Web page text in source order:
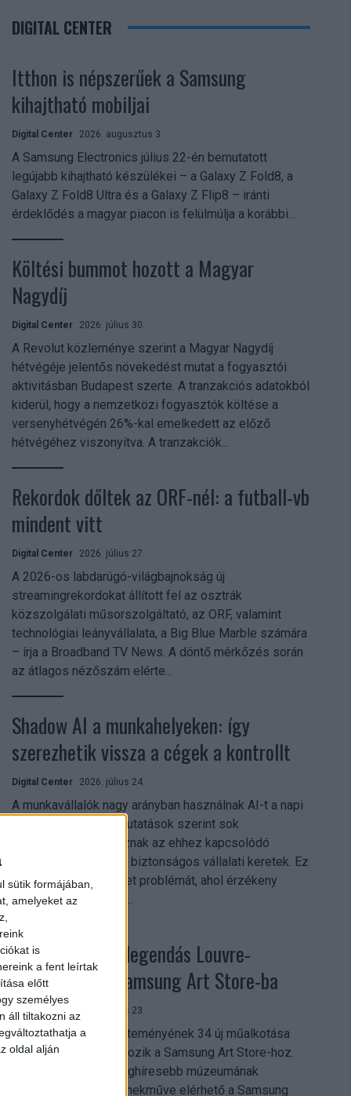
sütik formájában,
amelyeket az
is
a fent leírtak
előtt
személyes
áll tiltakozni az
a
oldal alján
DIGITAL CENTER
Itthon is népszerűek a Samsung
kihajtható mobiljai
Digital Center 2026. augusztus 3.
A Samsung Electronics július 22-én bemutatott
legújabb kihajtható készülékei – a Galaxy Z Fold8, a
Galaxy Z Fold8 Ultra és a Galaxy Z Flip8 – iránti
érdeklődés a magyar piacon is felülmúlja a korábbi...
Költési bummot hozott a Magyar
Nagydíj
Digital Center 2026. július 30.
A Revolut közleménye szerint a Magyar Nagydíj
hétvégéje jelentős növekedést mutat a fogyasztói
aktivitásban Budapest szerte. A tranzakciós adatokból
kiderül, hogy a nemzetközi fogyasztók költése a
versenyhétvégén 26%-kal emelkedett az előző
hétvégéhez viszonyítva. A tranzakciók...
Rekordok dőltek az ORF-nél: a futball-vb
mindent vitt
Digital Center 2026. július 27.
A 2026-os labdarúgó-világbajnokság új
streamingrekordokat állított fel az osztrák
közszolgálati műsorszolgáltató, az ORF, valamint
technológiai leányvállalata, a Big Blue Marble számára
– írja a Broadband TV News. A döntő mérkőzés során
az átlagos nézőszám elérte...
Shadow AI a munkahelyeken: így
szerezhetik vissza a cégek a kontrollt
Digital Center 2026. július 24.
A munkavállalók nagy arányban használnak AI-t a napi
munkában, ám friss kutatások szerint sok
szervezetnél hiányoznak az ehhez kapcsolódó
világos irányelvek és biztonságos vállalati keretek. Ez
különösen ott jelenthet problémát, ahol érzékeny
üzleti információkkal...
Megérkezett a legendás Louvre-
gyűjtemény a Samsung Art Store-ba
Digital Center 2026. július 23.
A párizsi Louvre gyűjteményének 34 új műalkotása
most először csatlakozik a Samsung Art Store-hoz.
Ezzel a világ egyik leghíresebb múzeumának
összesen már 51 remekműve elérhető a Samsung